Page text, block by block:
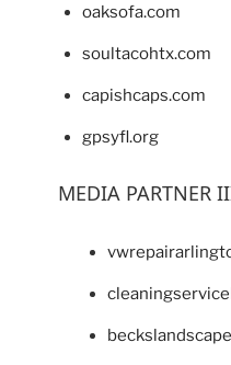
oaksofa.com
soultacohtx.com
capishcaps.com
gpsyfl.org
MEDIA PARTNER